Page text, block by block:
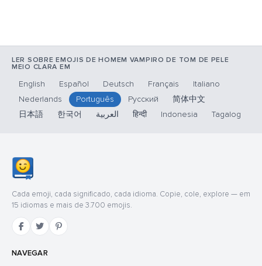
LER SOBRE EMOJIS DE HOMEM VAMPIRO DE TOM DE PELE
MEIO CLARA EM
English Español Deutsch Français
Italiano
Nederlands
Português Русский
简体中文
日本語
한국어 العربية हिन्दी Indonesia Tagalog
Cada emoji, cada significado, cada idioma. Copie, cole, explore — em
15 idiomas e mais de 3.700 emojis.
NAVEGAR